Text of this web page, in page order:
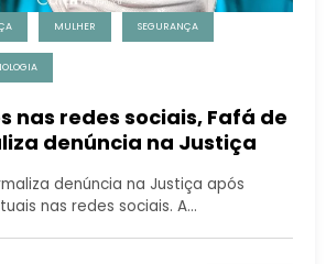
MULHER SEGURANÇA
nas redes sociais, Fafá de
denúncia na Justiça
denúncia na Justiça após
nas redes sociais. A…